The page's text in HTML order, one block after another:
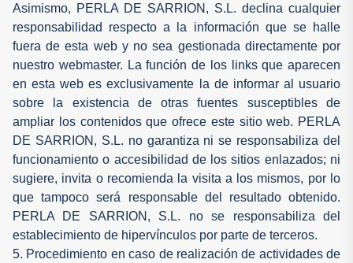
Asimismo, PERLA DE SARRION, S.L. declina cualquier
responsabilidad respecto a la información que se halle
fuera de esta web y no sea gestionada directamente por
nuestro webmaster. La función de los links que aparecen
en esta web es exclusivamente la de informar al usuario
sobre la existencia de otras fuentes susceptibles de
ampliar los contenidos que ofrece este sitio web. PERLA
DE SARRION, S.L. no garantiza ni se responsabiliza del
funcionamiento o accesibilidad de los sitios enlazados; ni
sugiere, invita o recomienda la visita a los mismos, por lo
que tampoco será responsable del resultado obtenido.
PERLA DE SARRION, S.L. no se responsabiliza del
establecimiento de hipervínculos por parte de terceros.
5. Procedimiento en caso de realización de actividades de